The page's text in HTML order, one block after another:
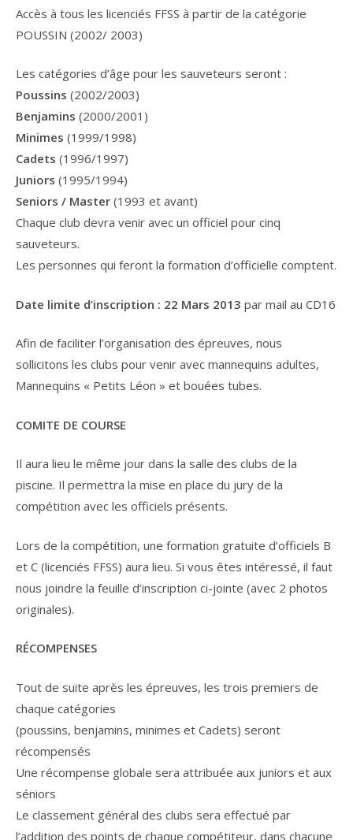
Accès à tous les licenciés FFSS à partir de la catégorie
POUSSIN (2002/ 2003)
Les catégories d’âge pour les sauveteurs seront :
Poussins (2002/2003)
Benjamins (2000/2001)
Minimes (1999/1998)
Cadets (1996/1997)
Juniors (1995/1994)
Seniors / Master (1993 et avant)
Chaque club devra venir avec un officiel pour cinq
sauveteurs.
Les personnes qui feront la formation d’officielle comptent.
Date limite d’inscription : 22 Mars 2013 par mail au CD16
Afin de faciliter l’organisation des épreuves, nous
sollicitons les clubs pour venir avec mannequins adultes,
Mannequins « Petits Léon » et bouées tubes.
COMITE DE COURSE
Il aura lieu le même jour dans la salle des clubs de la
piscine. Il permettra la mise en place du jury de la
compétition avec les officiels présents.
Lors de la compétition, une formation gratuite d’officiels B
et C (licenciés FFSS) aura lieu. Si vous êtes intéressé, il faut
nous joindre la feuille d’inscription ci-jointe (avec 2 photos
originales).
RÉCOMPENSES
Tout de suite après les épreuves, les trois premiers de
chaque catégories
(poussins, benjamins, minimes et Cadets) seront
récompensés
Une récompense globale sera attribuée aux juniors et aux
séniors
Le classement général des clubs sera effectué par
l’addition des points de chaque compétiteur, dans chacune